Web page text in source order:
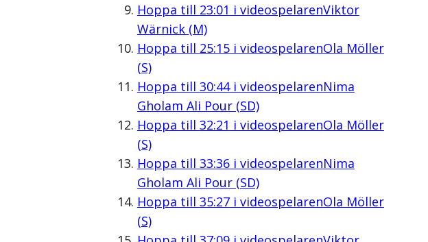
Hoppa till 23:01 i videospelarenViktor
Wärnick (M)
Hoppa till 25:15i videospelarenOla Möller
(S)
Hoppa till 30:44i videospelarenNima
Gholam Ali Pour (SD)
Hoppa till 32:21 i videospelarenOla Möller
(S)
Hoppa till 33:36i videospelarenNima
Gholam Ali Pour (SD)
Hoppa till 35:27i videospelarenOla Möller
(S)